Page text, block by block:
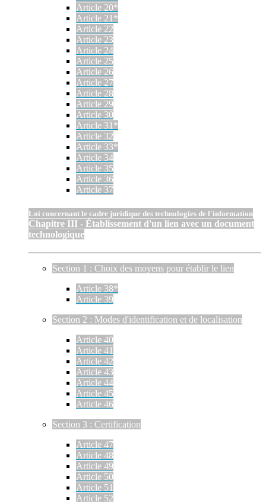
Article 20*
Article 21*
Article 22
Article 23
Article 24
Article 25
Article 26
Article 27
Article 28
Article 29
Article 30
Article 31*
Article 32
Article 33*
Article 34
Article 35
Article 36
Article 37
Loi concernant le cadre juridique des technologies de l'information
Chapitre III - Établissement d'un lien avec un document
technologique
Section 1 : Choix des moyens pour établir le lien
Article 38*
Article 39
Section 2 : Modes d'identification et de localisation
Article 40
Article 41
Article 42
Article 43
Article 44
Article 45
Article 46
Section 3 : Certification
Article 47
Article 48
Article 49
Article 50
Article 51
Article 52